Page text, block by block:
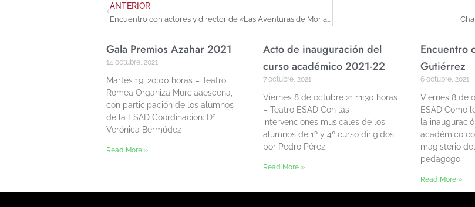
ANTERIOR
Encuentro con actores y director de «Las Aventuras de Moriana»
Gala Premios Azahar 2021
14 octubre, 2021
Martes 19. 20:00 horas – Teatro
Romea Organiza Murciaaescena,
con participación de los alumnos
de la ESAD Coordinación: Dª
Verónica Bermúdez
Read More »
Acto de inauguración del
curso académico 2021-22
7 octubre, 2021
Viernes 8 de octubre 21 11:30 horas
– Teatro ESAD Con las
intervenciones musicales de los
alumnos de 1º y 4º curso dirigidos
por Pedro Pérez.
Read More »
Encuentro
Gutiérrez
6 octubre, 2021
Viernes 8 de
ESAD Como
la
académico
magisterio
pedagogo
Read More »